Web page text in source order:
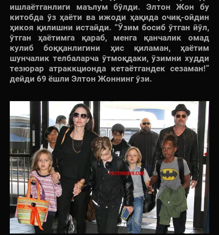
ишлаётганлиги маълум бўлди. Элтон Жон бу
китобда ўз ҳаёти ва ижоди ҳақида очиқ-ойдин
ҳикоя қилишни истайди. “Ўзим босиб ўтган йўл,
ўтган ҳаётимга қараб, менга қанчалик омад
кулиб боққанлигини ҳис қиламан, ҳаётим
шунчалик телбаларча ўтмоқдаки, ўзимни худди
тезюрар атраккционда кетаётгандек сезаман!”
дейди 69 ёшли Элтон Жоннинг ўзи.